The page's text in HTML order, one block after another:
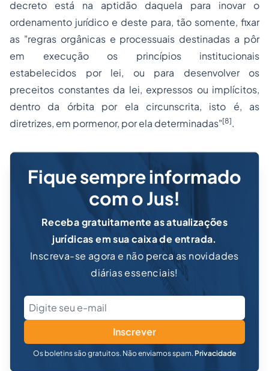
decreto está na aptidão daquela para inovar o
ordenamento jurídico e deste para, tão somente, fixar
as "regras orgânicas e processuais destinadas a pôr
em execução os princípios institucionais
estabelecidos por lei, ou para desenvolver os
preceitos constantes da lei, expressos ou implícitos,
dentro da órbita por ela circunscrita, isto é, as
diretrizes, em pormenor, por ela determinadas"[8].
Fique sempre informado
com o Jus!
Receba gratuitamente as atualizações
jurídicas em sua caixa de entrada.
Inscreva-se agora e não perca as novidades
diárias essenciais!
Inscrever
Os boletins são gratuitos. Não enviamos spam. Privacidade